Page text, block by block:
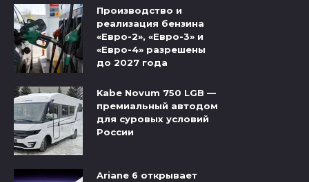
Производство и
реализация бензина
«Евро-2», «Евро-3» и
«Евро-4» разрешены
до 2027 года
Kabe Novum 750 LGB —
премиальный автодом
для суровых условий
России
Ariane 6 открывает